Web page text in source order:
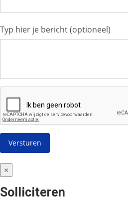
Typ hier je bericht (optioneel)
×
Solliciteren